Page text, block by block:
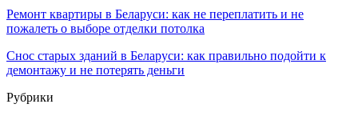
Ремонт квартиры в Беларуси: как не переплатить и не
пожалеть о выборе отделки потолка
Снос старых зданий в Беларуси: как правильно подойти к
демонтажу и не потерять деньги
Рубрики